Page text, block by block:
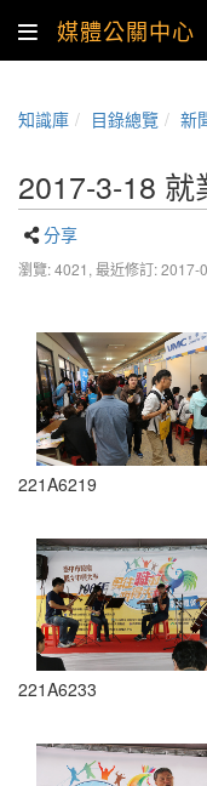
媒體公關中心
知識庫 目錄總覽 新
2017-3-18 就
分享
瀏覽: 4021, 最近修訂: 2017-
221A6219
221A6233